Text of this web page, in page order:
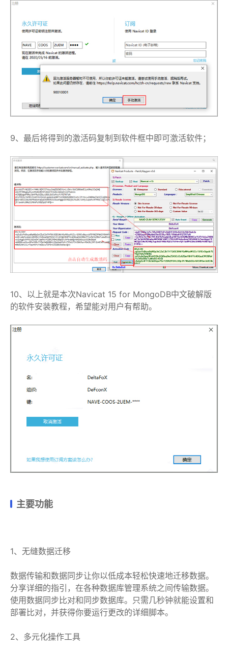
9、最后将得到的激活码复制到软件框中即可激活软件；
10、以上就是本次Navicat 15 for MongoDB中文破解版
的软件安装教程，希望能对用户有帮助。
主要功能
1、无缝数据迁移
数据传输和数据同步让你以低成本轻松快速地迁移数据。
分享详细的指引，在各种数据库管理系统之间传输数据。
使用数据同步比对和同步数据库。只需几秒钟就能设置和
部署比对，并获得你要运行更改的详细脚本。
2、多元化操作工具